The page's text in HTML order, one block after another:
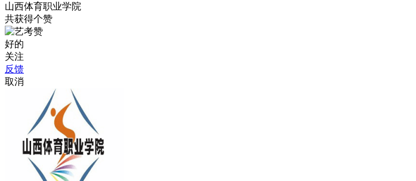
山西体育职业学院
共获得个赞
好的
关注
反馈
取消